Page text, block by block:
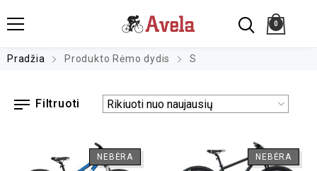
0
Pradžia Produkto Rėmo dydis S
Filtruoti
NEBĖRA NEBĖRA